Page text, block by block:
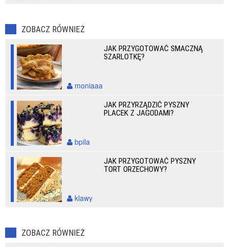
ZOBACZ RÓWNIEŻ
JAK PRZYGOTOWAĆ SMACZNĄ
SZARLOTKĘ?
moniaaa
JAK PRZYRZĄDZIĆ PYSZNY
PLACEK Z JAGODAMI?
bpila
JAK PRZYGOTOWAĆ PYSZNY
TORT ORZECHOWY?
klawy
ZOBACZ RÓWNIEŻ